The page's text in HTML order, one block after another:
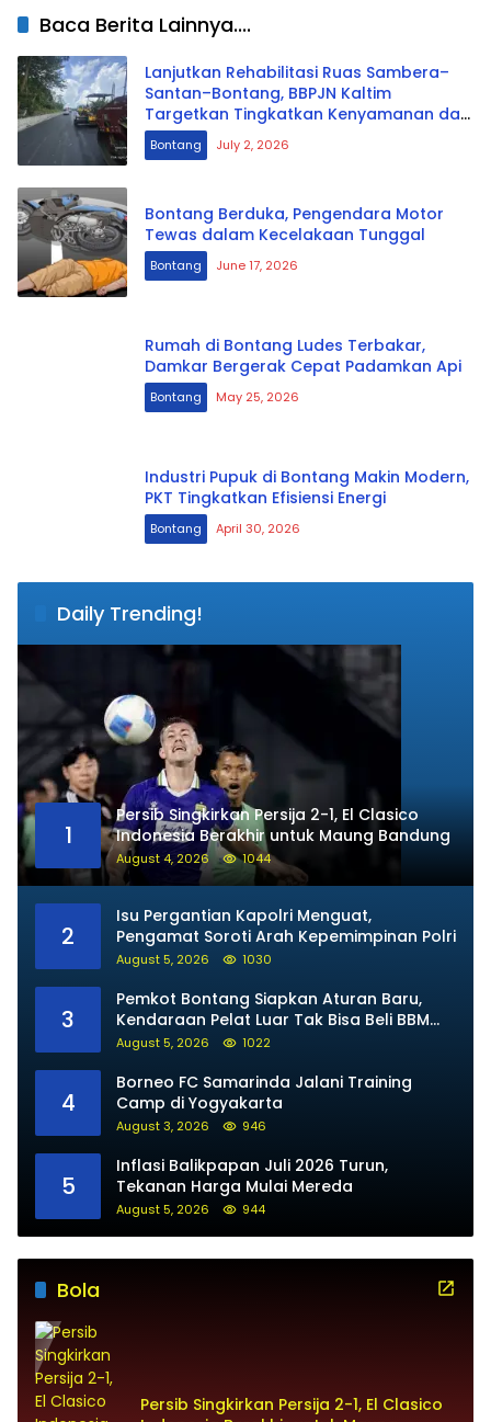
Baca Berita Lainnya....
Lanjutkan Rehabilitasi Ruas Sambera–
Santan–Bontang, BBPJN Kaltim
Targetkan Tingkatkan Kenyamanan dan
Keselamatan Pengguna Jalan
Bontang July 2, 2026
Bontang Berduka, Pengendara Motor
Tewas dalam Kecelakaan Tunggal
Bontang June 17, 2026
Rumah di Bontang Ludes Terbakar,
Damkar Bergerak Cepat Padamkan Api
Bontang May 25, 2026
Industri Pupuk di Bontang Makin Modern,
PKT Tingkatkan Efisiensi Energi
Bontang April 30, 2026
Daily Trending!
1
Persib Singkirkan Persija 2-1, El Clasico
Indonesia Berakhir untuk Maung Bandung
August 4, 2026 1044
2
Isu Pergantian Kapolri Menguat,
Pengamat Soroti Arah Kepemimpinan Polri
August 5, 2026 1030
3
Pemkot Bontang Siapkan Aturan Baru,
Kendaraan Pelat Luar Tak Bisa Beli BBM
Subsidi
August 5, 2026 1022
4
Borneo FC Samarinda Jalani Training
Camp di Yogyakarta
August 3, 2026 946
5
Inflasi Balikpapan Juli 2026 Turun,
Tekanan Harga Mulai Mereda
August 5, 2026 944
Bola
Persib Singkirkan Persija 2-1, El Clasico